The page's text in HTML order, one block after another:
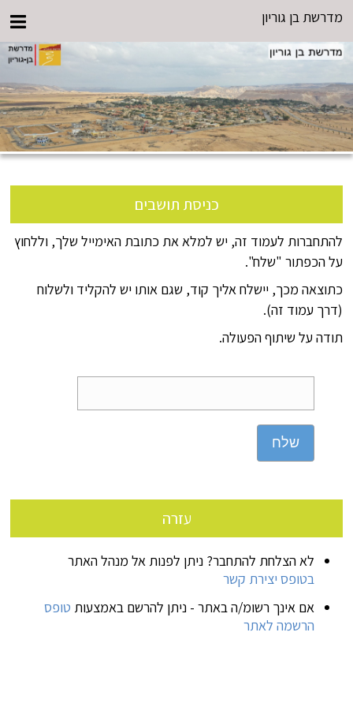
מדרשת בן גוריון
כניסת תושבים
להתחברות לעמוד זה, יש למלא את כתובת האימייל שלך, וללחוץ
על הכפתור "שלח".
כתוצאה מכך, יישלח אליך קוד, שגם אותו יש להקליד ולשלוח
(דרך עמוד זה).
תודה על שיתוף הפעולה.
שלח
עזרה
לא הצלחת להתחבר? ניתן לפנות אל מנהל האתר
בטופס יצירת קשר
אם אינך רשומ/ה באתר - ניתן להרשם באמצעות טופס
הרשמה לאתר